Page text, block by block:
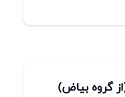
گروه بیاض)